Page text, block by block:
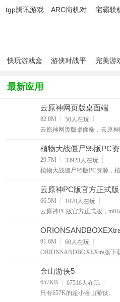
tgp腾讯游戏
ARC街机对
宅霸联
快玩游戏盒
游侠对战平
完美游
最新应用
云原神网页版桌面端
82.8M 50 人在玩
云原神网页版桌面端，云原
页版拥有无需下载，直接点击
植物大战僵尸95版PC
29.7M 33923 人在玩
植物大战僵尸95版PC资源，
更加舒适。植物大战僵尸95版
云原神PC版官方正式版
66.5M 1070 人在玩
云原神PC版官方正式版，
包，体验更加流畅等优点，当
91.6M 60 人在玩
ORIONSANDBOXEXtra版下
式，挑战精彩的mc玩法，非
金山游侠5
657KB 67516 人在玩
只有657K的超小金山游侠。